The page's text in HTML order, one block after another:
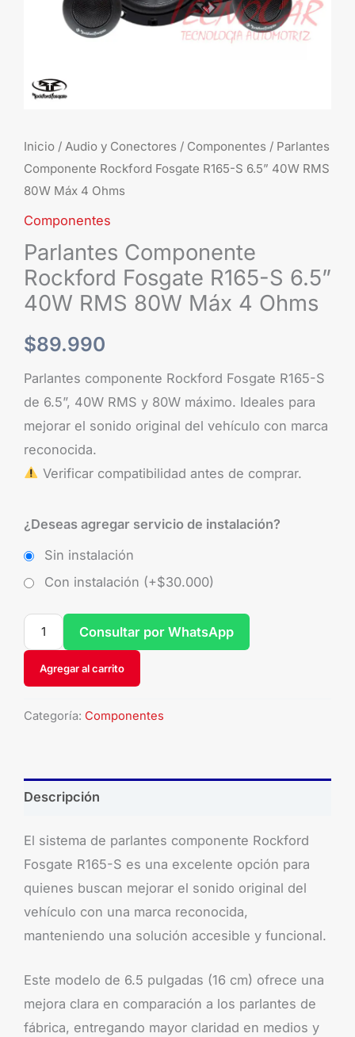
Inicio / Audio y Conectores / Componentes / Parlantes
Componente Rockford Fosgate R165-S 6.5” 40W RMS
80W Máx 4 Ohms
Componentes
Parlantes Componente
Rockford Fosgate R165-S 6.5”
40W RMS 80W Máx 4 Ohms
$89.990
Parlantes componente Rockford Fosgate R165-S
de 6.5”, 40W RMS y 80W máximo. Ideales para
mejorar el sonido original del vehículo con marca
reconocida.
Verificar compatibilidad antes de comprar.
¿Deseas agregar servicio de instalación?
Sin instalación
Con instalación (+$30.000)
Ohms
Agregar al carrito
Consultar por WhatsApp
Categoría: Componentes
Descripción
El sistema de parlantes componente Rockford
Fosgate R165-S es una excelente opción para
quienes buscan mejorar el sonido original del
vehículo con una marca reconocida,
manteniendo una solución accesible y funcional.
Este modelo de 6.5 pulgadas (16 cm) ofrece una
mejora clara en comparación a los parlantes de
fábrica, entregando mayor claridad en medios y